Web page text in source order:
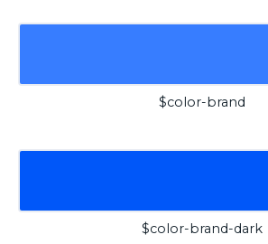
$color-brand
$color-brand-dark